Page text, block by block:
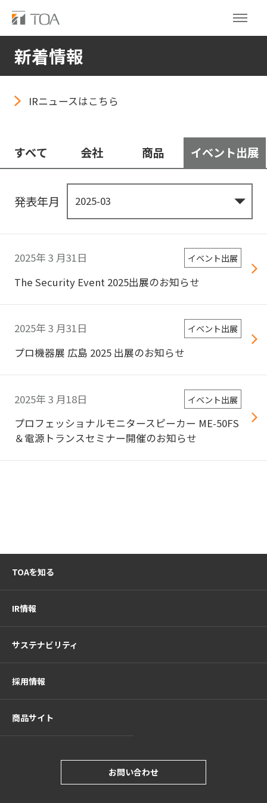
新着情報
IRニュースはこちら
すべて 会社 商品 イベント出展
発表年月
2025年 3 月31日 イベント出展
The Security Event 2025出展のお知らせ
2025年 3 月31日 イベント出展
プロ機器展 広島 2025 出展のお知らせ
2025年 3 月18日 イベント出展
プロフェッショナルモニタースピーカー ME-50FS
＆電源トランスセミナー開催のお知らせ
TOAを知る
IR情報
サステナビリティ
採用情報
商品サイト
お問い合わせ